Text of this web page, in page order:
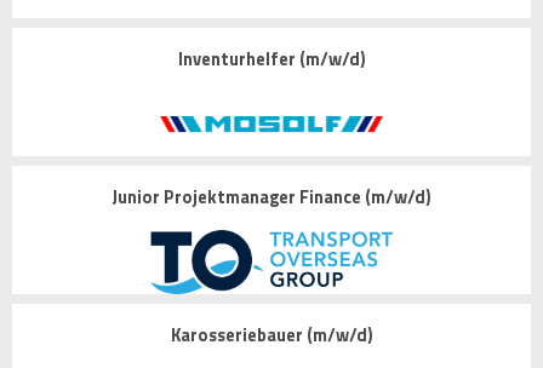
Inventurhelfer (m/w/d)
Junior Projektmanager Finance (m/w/d)
Karosseriebauer (m/w/d)